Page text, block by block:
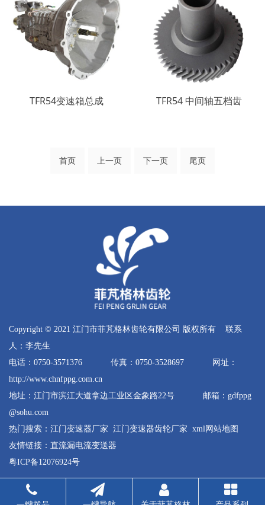
TFR54变速箱总成 TFR54 中间轴五档齿
首页 上一页 下一页 尾页
Copyright © 2021 江门市菲芃格林齿轮有限公司 版权所有 联系
人：李先生
电话：0750-3571376 传真：0750-3528697 网址：
http://www.chnfppg.com.cn
地址：江门市滨江大道拿边工业区金象路22号 邮箱：gdfppg
@sohu.com
热门搜索： 江门变速器厂家 江门变速器齿轮厂家 xml网站地图
友情链接： 直流漏电流变送器
粤ICP备12076924号